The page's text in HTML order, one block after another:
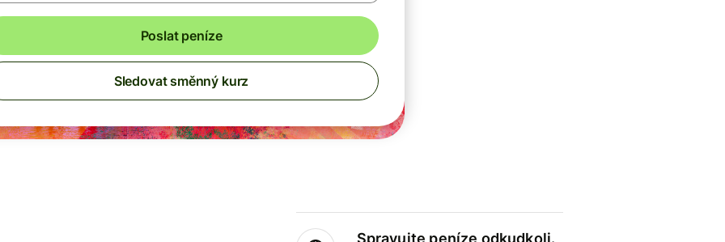
Poslat peníze
Sledovat směnný kurz
Spravujte peníze odkudkoli.